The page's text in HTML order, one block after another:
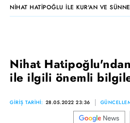
NİHAT HATİPOĞLU İLE KUR'AN VE
Nihat
ile ilgili önemli
GİRİŞ TARİHİ: 28.05.2022 23:36